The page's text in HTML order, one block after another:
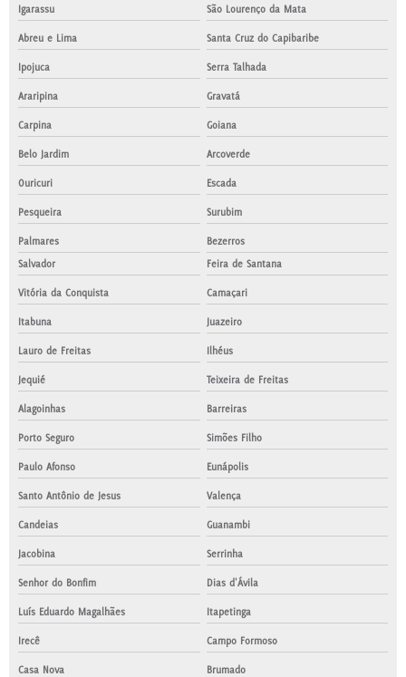
Igarassu São Lourenço da Mata
Abreu e Lima Santa Cruz do Capibaribe
Ipojuca Serra Talhada
Araripina Gravatá
Carpina Goiana
Belo Jardim Arcoverde
Ouricuri Escada
Pesqueira Surubim
Palmares
Bezerros
Salvador
Feira de Santana
Vitória da Conquista Camaçari
Itabuna Juazeiro
Lauro de Freitas Ilhéus
Jequié Teixeira de Freitas
Alagoinhas Barreiras
Porto Seguro Simões Filho
Paulo Afonso Eunápolis
Santo Antônio de Jesus Valença
Candeias Guanambi
Jacobina Serrinha
Senhor do Bonfim Dias d'Ávila
Luís Eduardo Magalhães Itapetinga
Irecê Campo Formoso
Casa Nova Brumado